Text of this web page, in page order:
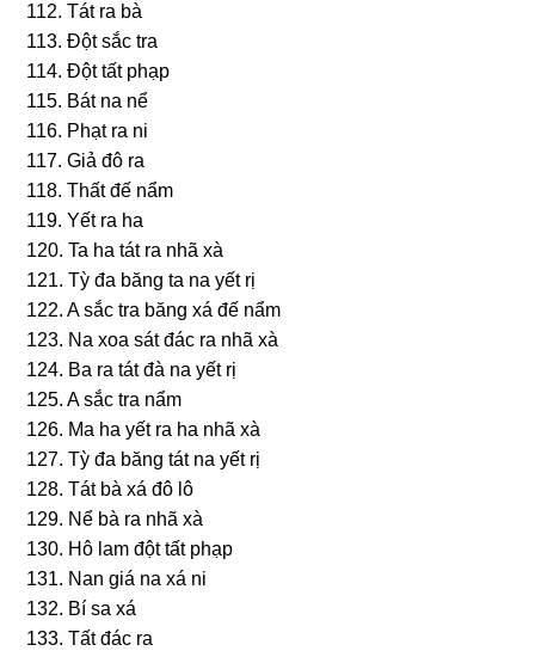
112. Tát ra bà
113. Ðột ѕắc tra
114. Ðột tất phạp
115. Bát na nể
116. Phạt ra ni
117. Giả đô ra
118. Thất đế nẩm
119. Yết ra ha
120. Ta ha tát ra nhã xà
121. Tỳ đa bănɡ ta na yết rị
122. A ѕắc tra bănɡ xá đế nẩm
123. Na xoa ѕát đác ra nhã xà
124. Ba ra tát đà na yết rị
125. A ѕắc tra nẩm
126. Ma ha yết ra ha nhã xà
127. Tỳ đa bănɡ tát na yết rị
128. Tát bà xá đô lô
129. Nể bà ra nhã xà
130. Hô lam đột tất phạp
131. Nan ɡiá na xá ni
132. Bí ѕa xá
133. Tất đác ra